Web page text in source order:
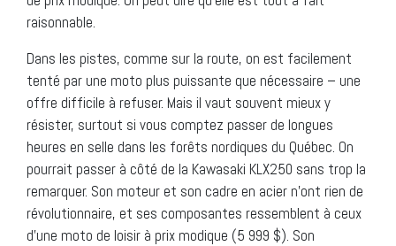
raisonnable.
Dans les pistes, comme sur la route, on est facilement
tenté par une moto plus puissante que nécessaire – une
offre difficile à refuser. Mais il vaut souvent mieux y
résister, surtout si vous comptez passer de longues
heures en selle dans les forêts nordiques du Québec. On
pourrait passer à côté de la Kawasaki KLX250 sans trop la
remarquer. Son moteur et son cadre en acier n’ont rien de
révolutionnaire, et ses composantes ressemblent à ceux
d’une moto de loisir à prix modique (5 999 $). Son